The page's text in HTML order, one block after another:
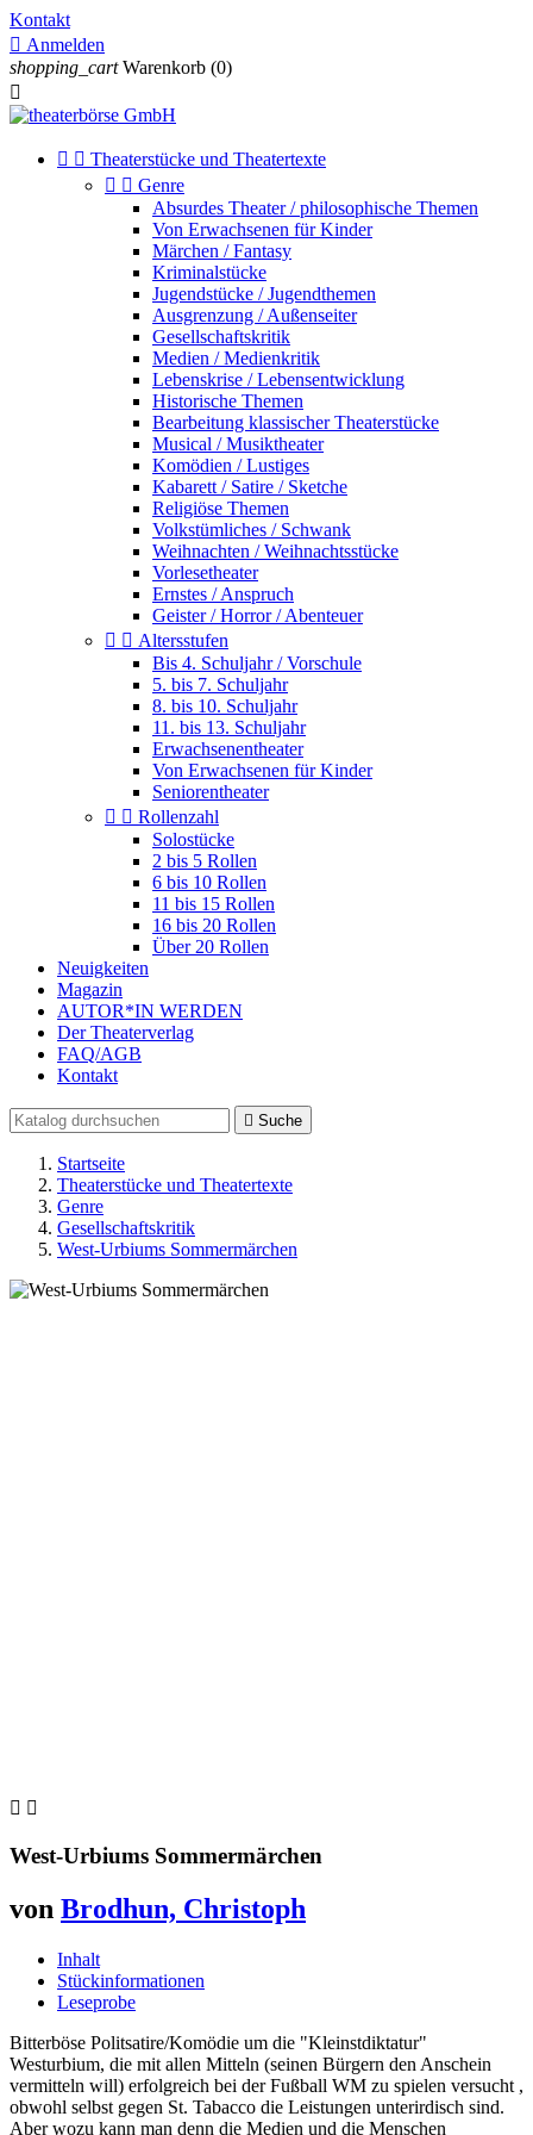
Kontakt
 Anmelden
shopping_cart Warenkorb (0)

  Theaterstücke und Theatertexte
  Genre
Absurdes Theater / philosophische Themen
Von Erwachsenen für Kinder
Märchen / Fantasy
Kriminalstücke
Jugendstücke / Jugendthemen
Ausgrenzung / Außenseiter
Gesellschaftskritik
Medien / Medienkritik
Lebenskrise / Lebensentwicklung
Historische Themen
Bearbeitung klassischer Theaterstücke
Musical / Musiktheater
Komödien / Lustiges
Kabarett / Satire / Sketche
Religiöse Themen
Volkstümliches / Schwank
Weihnachten / Weihnachtsstücke
Vorlesetheater
Ernstes / Anspruch
Geister / Horror / Abenteuer
  Altersstufen
Bis 4. Schuljahr / Vorschule
5. bis 7. Schuljahr
8. bis 10. Schuljahr
11. bis 13. Schuljahr
Erwachsenentheater
Von Erwachsenen für Kinder
Seniorentheater
  Rollenzahl
Solostücke
2 bis 5 Rollen
6 bis 10 Rollen
11 bis 15 Rollen
16 bis 20 Rollen
Über 20 Rollen
Neuigkeiten
Magazin
AUTOR*IN WERDEN
Der Theaterverlag
FAQ/AGB
Kontakt
 Suche
Startseite
Theaterstücke und Theatertexte
Genre
Gesellschaftskritik
West-Urbiums Sommermärchen
 
West-Urbiums Sommermärchen
von Brodhun, Christoph
Inhalt
Stückinformationen
Leseprobe
Bitterböse Politsatire/Komödie um die "Kleinstdiktatur"
Westurbium, die mit allen Mitteln (seinen Bürgern den Anschein
vermitteln will) erfolgreich bei der Fußball WM zu spielen versucht ,
obwohl selbst gegen St. Tabacco die Leistungen unterirdisch sind.
Aber wozu kann man denn die Medien und die Menschen